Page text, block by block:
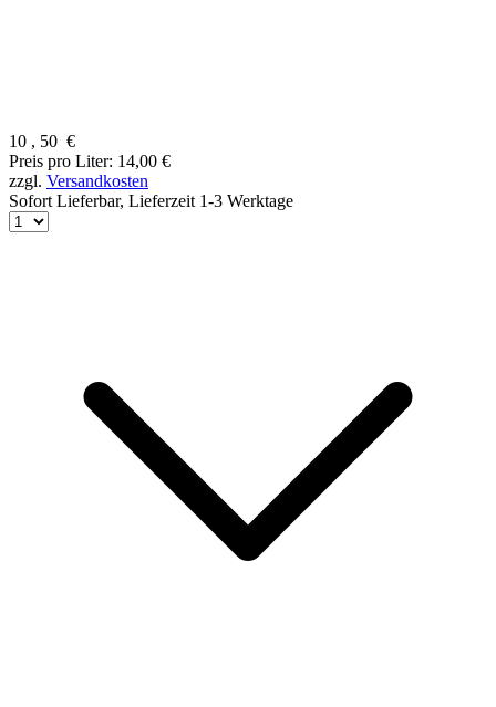
10 , 50 €
Preis pro Liter: 14,00 €
zzgl. Versandkosten
Sofort Lieferbar, Lieferzeit 1-3 Werktage